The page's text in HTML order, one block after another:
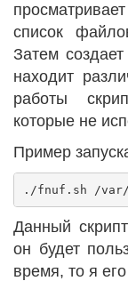
список
Затем
находит
работы
которые не
Пример
Данный
он будет
время, то я